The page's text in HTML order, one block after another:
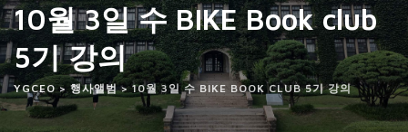
10월 3일 수 BIKE Book club
5기 강의
YGCEO> 행사앨범>10월 3일 수 BIKE BOOK CLUB 5기 강의